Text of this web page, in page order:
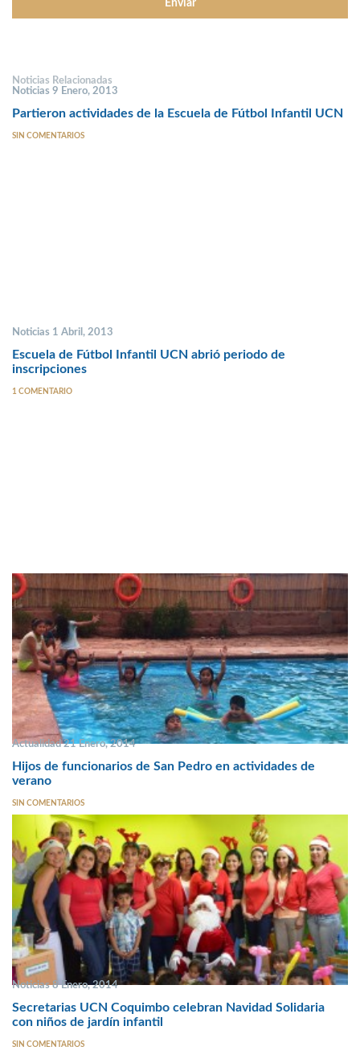
Noticias Relacionadas
Noticias 9 Enero, 2013
Partieron actividades de la Escuela de Fútbol Infantil UCN
SIN COMENTARIOS
Noticias 1 Abril, 2013
Escuela de Fútbol Infantil UCN abrió periodo de
inscripciones
1 COMENTARIO
Actualidad 21 Enero, 2014
Hijos de funcionarios de San Pedro en actividades de
verano
SIN COMENTARIOS
Noticias 8 Enero, 2014
Secretarias UCN Coquimbo celebran Navidad Solidaria
con niños de jardín infantil
SIN COMENTARIOS